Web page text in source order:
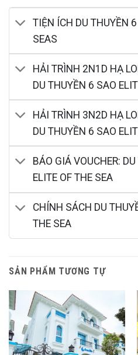
TIỆN ÍCH DU THUYỀN
SEAS
HẢI TRÌNH 2N1D HẠ
DU THUYỀN 6 SAO
HẢI TRÌNH 3N2D HẠ
DU THUYỀN 6 SAO
BÁO GIÁ VOUCHER:
ELITE OF THE SEA
CHÍNH SÁCH DU
THE SEA
SẢN PHẨM TƯƠNG TỰ